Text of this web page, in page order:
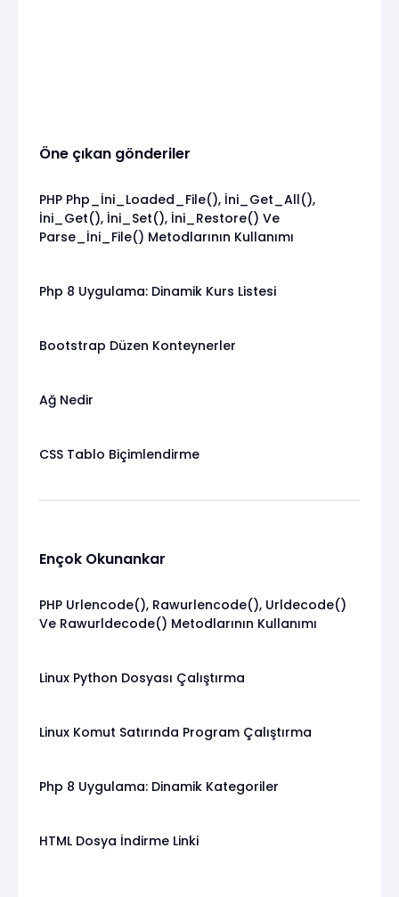
Öne çıkan gönderiler
PHP Php_İni_Loaded_File(), İni_Get_All(),
İni_Get(), İni_Set(), İni_Restore() Ve
Parse_İni_File() Metodlarının Kullanımı
Php 8 Uygulama: Dinamik Kurs Listesi
Bootstrap Düzen Konteynerler
Ağ Nedir
CSS Tablo Biçimlendirme
Ençok Okunankar
PHP Urlencode(), Rawurlencode(), Urldecode()
Ve Rawurldecode() Metodlarının Kullanımı
Linux Python Dosyası Çalıştırma
Linux Komut Satırında Program Çalıştırma
Php 8 Uygulama: Dinamik Kategoriler
HTML Dosya İndirme Linki